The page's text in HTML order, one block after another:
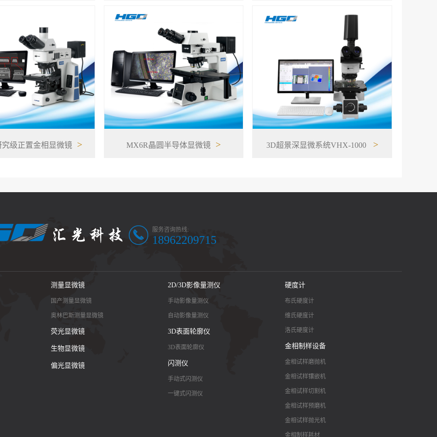
级正置金相显微镜 > MX6R晶圆半导体显微镜 > 3D超景深显微系统VHX-1000 >
服务咨询热线:
18962209715
测量显微镜
国产测量显微镜
奥林巴斯测量显微镜
荧光显微镜
生物显微镜
偏光显微镜
2D/3D影像量测仪
手动影像量测仪
自动影像量测仪
3D表面轮廓仪
3D表面轮廓仪
闪测仪
手动式闪测仪
一键式闪测仪
硬度计
布氏硬度计
维氏硬度计
洛氏硬度计
金相制样设备
金相试样磨抛机
金相试样镶嵌机
金相试样切割机
金相试样预磨机
金相试样抛光机
金相制样耗材